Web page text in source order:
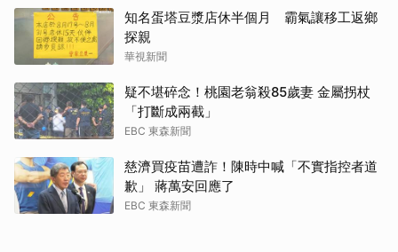
知名蛋塔豆漿店休半個月 霸氣讓移工返鄉
探親
華視新聞
疑不堪碎念！桃園老翁殺85歲妻 金屬拐杖
「打斷成兩截」
EBC 東森新聞
慈濟買疫苗遭詐！陳時中喊「不實指控者道
歉」 蔣萬安回應了
EBC 東森新聞
取消